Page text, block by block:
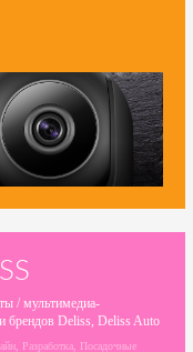
/ мультимедиа-
брендов Deliss, Deliss Auto
Разработка, Посадочные